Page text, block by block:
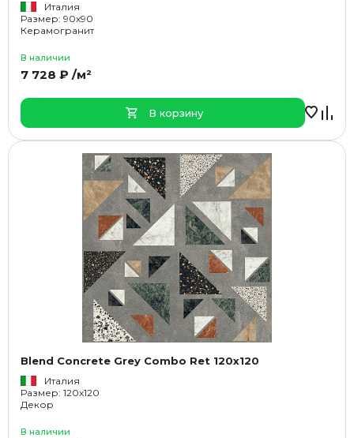
Италия
Размер: 90x90
Керамогранит
В наличии
7 728 ₽ /м²
В корзину
Blend Concrete Grey Combo Ret 120x120
Италия
Размер: 120x120
Декор
В наличии